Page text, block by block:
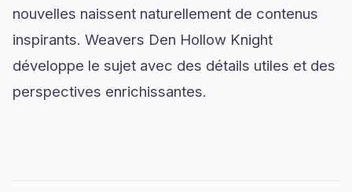
nouvelles naissent naturellement de contenus
inspirants. Weavers Den Hollow Knight
développe le sujet avec des détails utiles et des
perspectives enrichissantes.